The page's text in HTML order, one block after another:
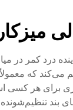
میزکار
درد کمر
که
برای هر